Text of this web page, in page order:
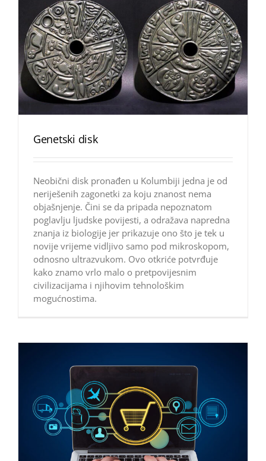
Genetski disk
Neobični disk pronađen u Kolumbiji jedna je od
neriješenih zagonetki za koju znanost nema
objašnjenje. Čini se da pripada nepoznatom
poglavlju ljudske povijesti, a odražava napredna
znanja iz biologije jer prikazuje ono što je tek u
novije vrijeme vidljivo samo pod mikroskopom,
odnosno ultrazvukom. Ovo otkriće potvrđuje
kako znamo vrlo malo o pretpovijesnim
civilizacijama i njihovim tehnološkim
mogućnostima.